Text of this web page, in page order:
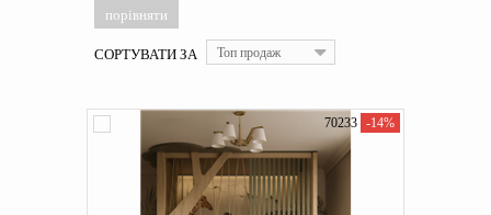
СОРТУВАТИ ЗА Топ продаж
70233 -14%